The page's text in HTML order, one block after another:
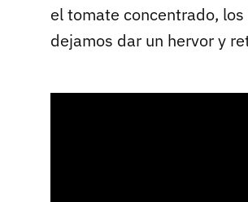
el tomate concentrado,
dejamos dar un hervor y